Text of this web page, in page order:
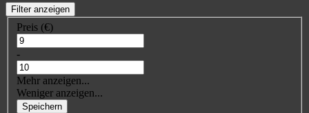
Filter anzeigen
Preis (€)
-
Mehr anzeigen...
Weniger anzeigen...
Speichern